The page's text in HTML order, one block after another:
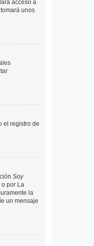
acceso a
unos
el registro de
Soy
o por La
la
un mensaje